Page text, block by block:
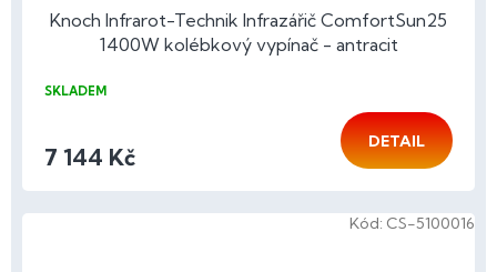
Knoch Infrarot-Technik Infrazářič ComfortSun25
1400W kolébkový vypínač - antracit
SKLADEM
7 144 Kč
DETAIL
Kód: CS-5100016